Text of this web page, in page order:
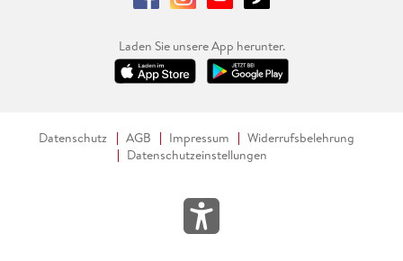
Laden Sie unsere App herunter.
Datenschutz AGB Impressum
Widerrufsbelehrung
Datenschutzeinstellungen